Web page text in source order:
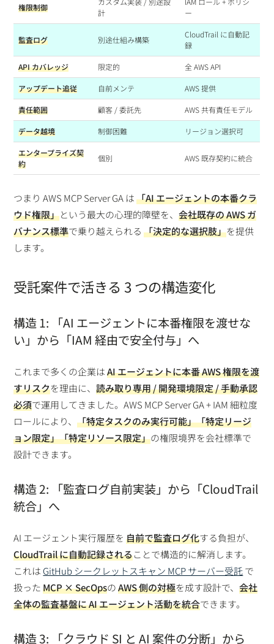
権限制御
計
ー
監査ログ 別途仕組み構築
CloudTrail に自動記
録
API カバレッジ 限定的 全 AWS API
アップデート追従 自前メンテ AWS 提供
責任範囲 顧客 / 委託先 AWS 共有責任モデル
データ越境 制御困難 リージョン選択可
エンタープライズ契
約
個別 AWS 既存契約に統合
つまり AWS MCP Server GA は「AI エージェントの本番クラ
ウド権限」という最大の心理的障壁を、会社既存の AWS ガ
バナンス標準で乗り越えられる「決定的な選択肢」を提供
します。
受託案件で活きる 3 つの構造変化
構造 1: 「AI エージェントに本番権限を渡せな
い」から「IAM 経由で安全付与」へ
これまで多くの企業はAI エージェントに本番 AWS 権限を渡
すリスクを理由に、読み取り専用 / 開発環境限定 / 手動承認
必須で運用してきました。AWS MCP Server GA + IAM 細粒度
ロールにより、「特定タスクのみ実行可能」「特定リージ
ョン限定」「特定リソース限定」の権限境界を会社標準で
設計できます。
構造 2: 「監査ログ自前実装」から「CloudTrail
統合」へ
AI エージェント実行履歴を自前で監査ログ化する負担が、
CloudTrail に自動記録されることで構造的に解消します。
これは GitHub シークレットスキャン MCP サーバー受託で
扱ったMCP × SecOpsのAWS 側の対極を成す設計で、会社
全体の監査基盤に AI エージェント活動を統合できます。
構造 3: 「クラウド SI と AI 案件の分断」から